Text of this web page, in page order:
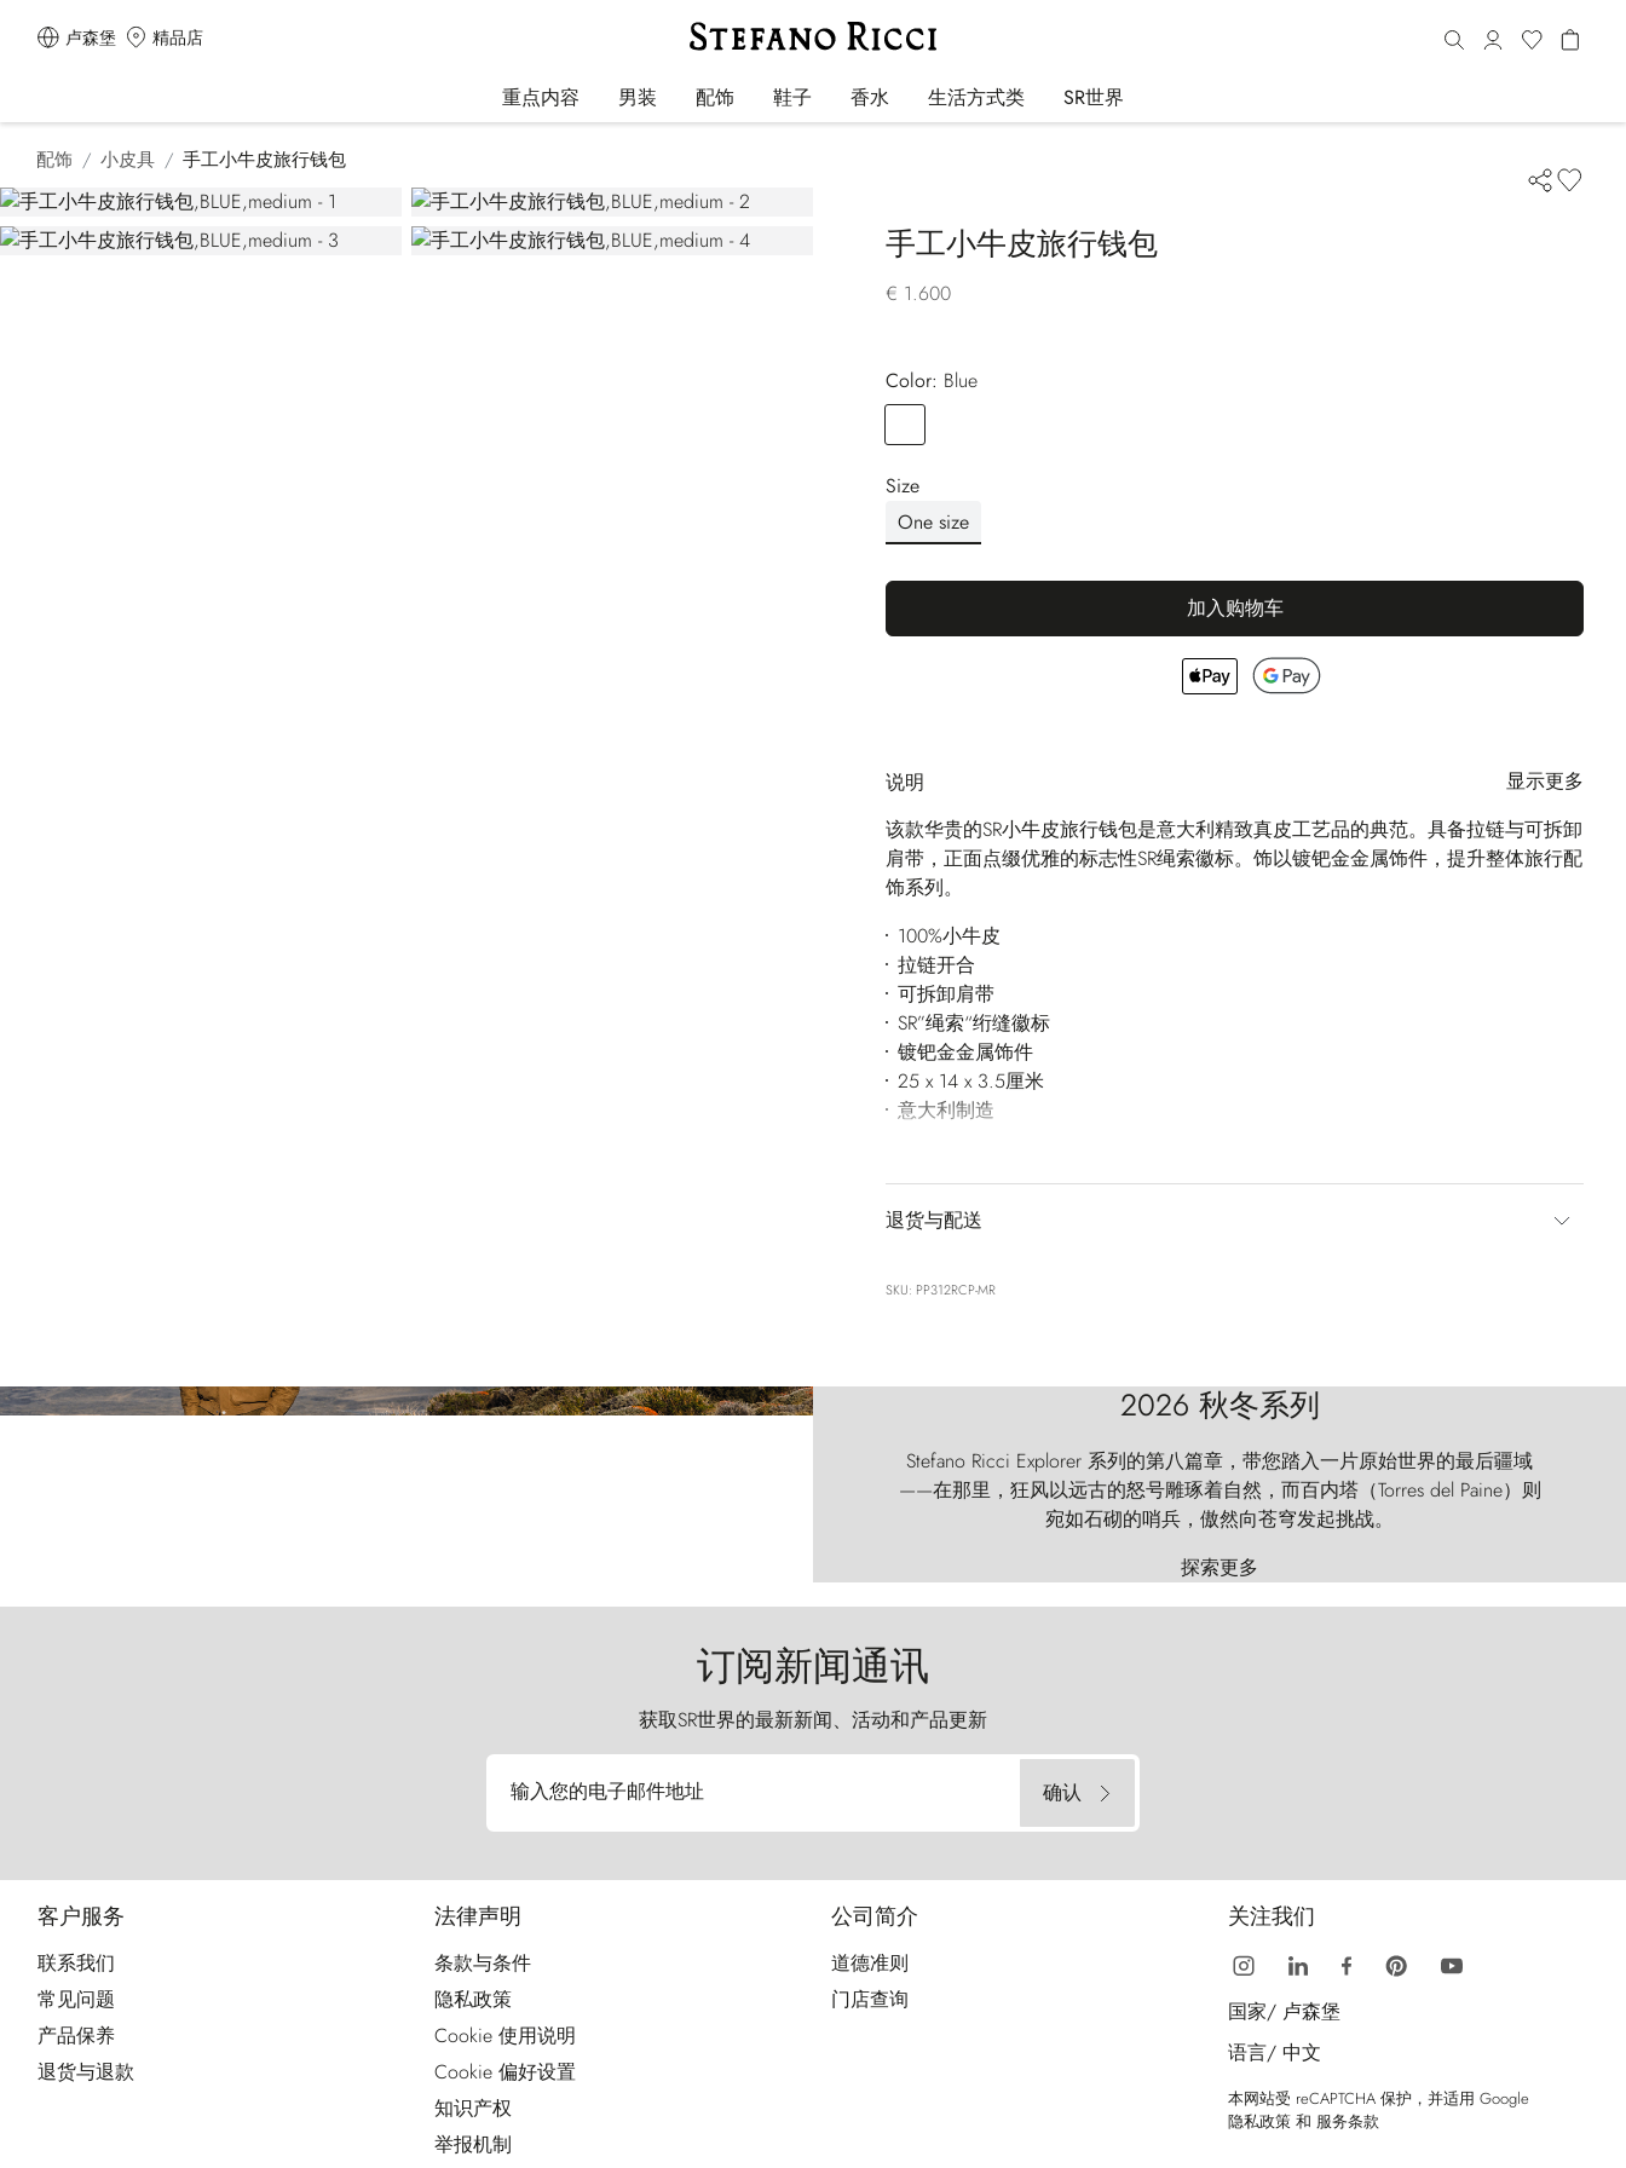
卢森堡 精品店
重点内容 男装 配饰 鞋子 香水 生活方式类 SR世界
配饰 小皮具 手工小牛皮旅行钱包
手工小牛皮旅行钱包
€ 1.600
Color:
blue
Size
One size
加入购物车
说明
显示更多
该款华贵的SR小牛皮旅行钱包是意大利精致真皮工艺品的典范。具备拉链与可拆卸
肩带，正面点缀优雅的标志性SR绳索徽标。饰以镀钯金金属饰件，提升整体旅行配
饰系列。
100%小牛皮
拉链开合
可拆卸肩带
SR”绳索“绗缝徽标
镀钯金金属饰件
25 x 14 x 3.5厘米
意大利制造
退货与配送
SKU: PP312RCP-MR
2026 秋冬系列
Stefano Ricci Explorer 系列的第八篇章，带您踏入一片原始世界的最后疆域
——在那里，狂风以远古的怒号雕琢着自然，而百内塔（Torres del Paine）则
宛如石砌的哨兵，傲然向苍穹发起挑战。
探索更多
订阅新闻通讯
获取SR世界的最新新闻、活动和产品更新
输入您的电子邮件地址 确认
客户服务
联系我们
常见问题
产品保养
退货与退款
法律声明
条款与条件
隐私政策
Cookie 使用说明
Cookie 偏好设置
知识产权
举报机制
公司简介
道德准则
门店查询
关注我们
国家/ 卢森堡
语言/ 中文
本网站受 reCAPTCHA 保护，并适用 Google
隐私政策 和 服务条款